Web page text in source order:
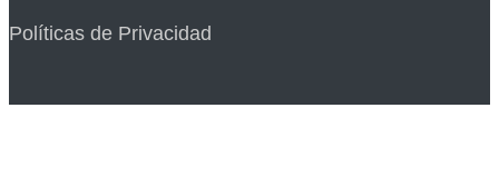
Políticas de Privacidad